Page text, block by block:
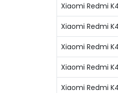
Xiaomi Redmi
Xiaomi Redmi
Xiaomi Redmi
Xiaomi Redmi
Xiaomi Redmi